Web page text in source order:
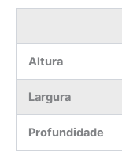
Altura
Largura
Profundidade